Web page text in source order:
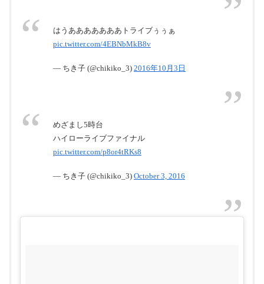
1日
はうあああああああトライブぅぅぁ
pic.twitter.com/4EBNbMkB8v
— ちき子 (@chikiko_3) 2016年10月3日
めざまし5時台
ハイローライブファイナル
pic.twitter.com/p8or4tRKs8
— ちき子 (@chikiko_3) October 3, 2016